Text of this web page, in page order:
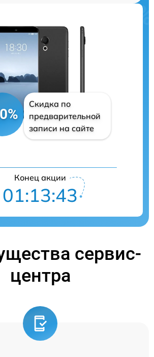
Скидка по
предварительной
записи на сайте
Конец акции
01:13:42
сервис-
центра